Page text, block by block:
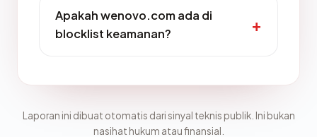
Apakah wenovo.com ada di
blocklist keamanan?
Laporan ini dibuat otomatis dari sinyal teknis publik. Ini bukan
nasihat hukum atau finansial.